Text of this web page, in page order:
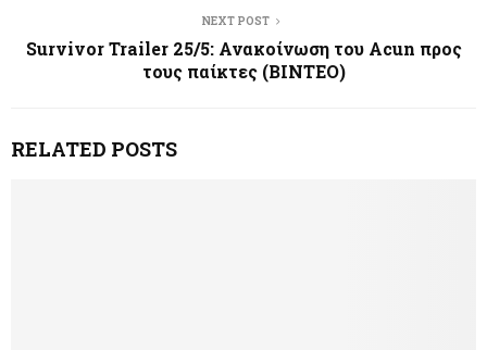
NEXT POST
Survivor Trailer 25/5: Ανακοίνωση του Acun προς
τους παίκτες (ΒΙΝΤΕΟ)
RELATED POSTS